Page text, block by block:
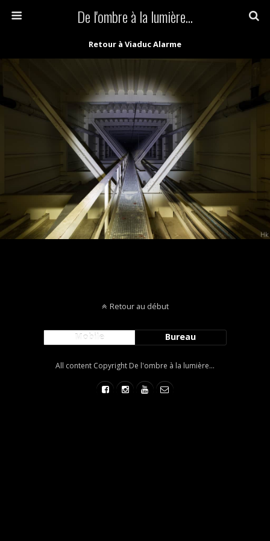
De l'ombre à la lumière...
Retour à Viaduc Alarme
Retour au début
Mobile Bureau
All content Copyright De l'ombre à la lumière...